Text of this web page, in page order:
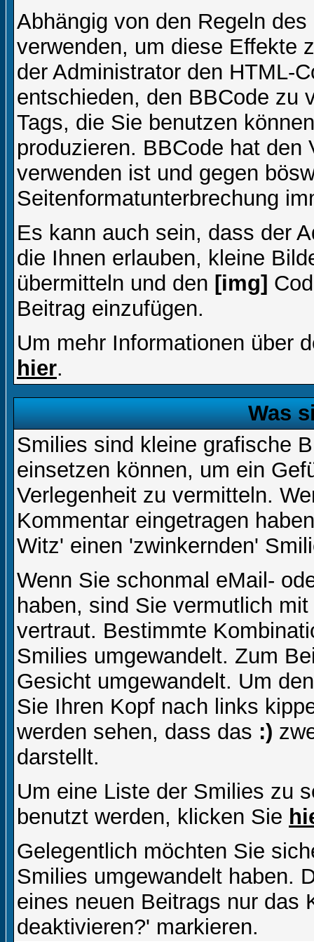
Abhängig von den Regeln
verwenden, um diese Effekte
der Administrator den HTML-
entschieden, den BBCode zu
Tags, die Sie benutzen
produzieren. BBCode hat
verwenden ist und gegen
Seitenformatunterbrechung
Es kann auch sein, dass der
die Ihnen erlauben, kleine
übermitteln und den [img]
Beitrag einzufügen.
Um mehr Informationen über
hier.
Was
Smilies sind kleine grafische
einsetzen können, um ein
Verlegenheit zu vermitteln.
Kommentar eingetragen
Witz' einen 'zwinkernden'
Wenn Sie schonmal eMail-
haben, sind Sie vermutlich
vertraut. Bestimmte
Smilies umgewandelt. Zum
Gesicht umgewandelt. Um
Sie Ihren Kopf nach links
werden sehen, dass das :)
darstellt.
Um eine Liste der Smilies zu
benutzt werden, klicken Sie
Gelegentlich möchten Sie
Smilies umgewandelt haben.
eines neuen Beitrags nur das
deaktivieren?' markieren.